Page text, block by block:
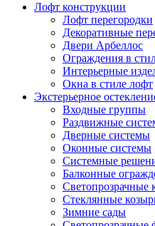
Лофт конструкции
Лофт перегородки
Декоративные
Двери Арбеллос
Ограждения в
Интерьерные
Окна в стиле лофт
Экстерьерное
Входные группы
Раздвижные
Дверные системы
Оконные системы
Системные
Балконные
Светопрозрачные
Стеклянные
Зимние сады